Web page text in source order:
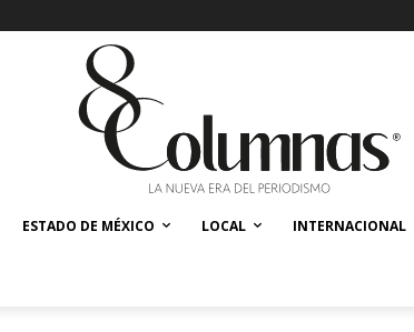
ESTADO DE MÉXICO LOCAL INTERNACIONAL